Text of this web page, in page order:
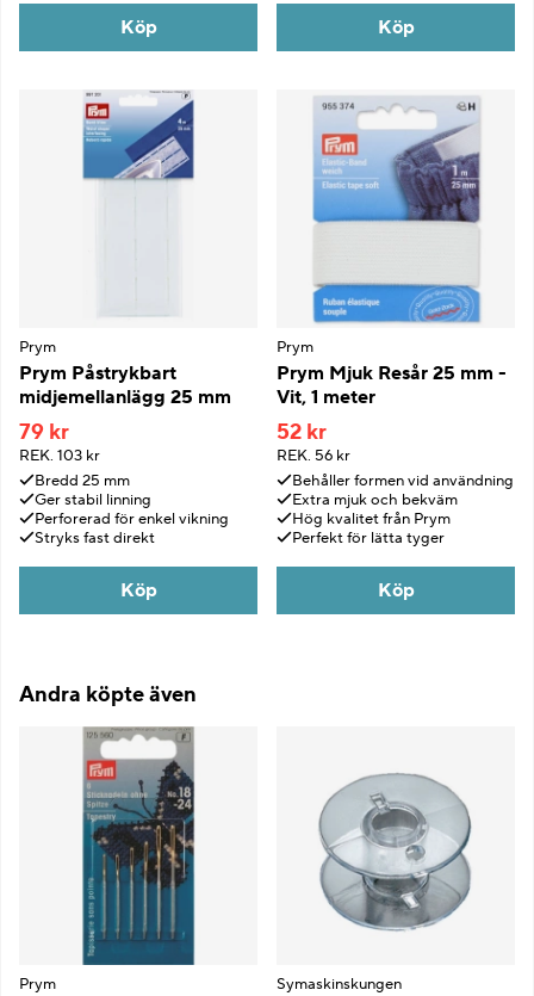
Köp Köp
Prym
Prym Påstrykbart
midjemellanlägg 25 mm
79 kr
REK. 103 kr
Bredd 25 mm
Ger stabil linning
Perforerad för enkel vikning
Stryks fast direkt
Köp
Prym
Prym Mjuk Resår 25 mm -
Vit, 1 meter
52 kr
REK. 56 kr
Behåller formen vid användning
Extra mjuk och bekväm
Hög kvalitet från Prym
Perfekt för lätta tyger
Köp
Andra köpte även
Prym Symaskinskungen